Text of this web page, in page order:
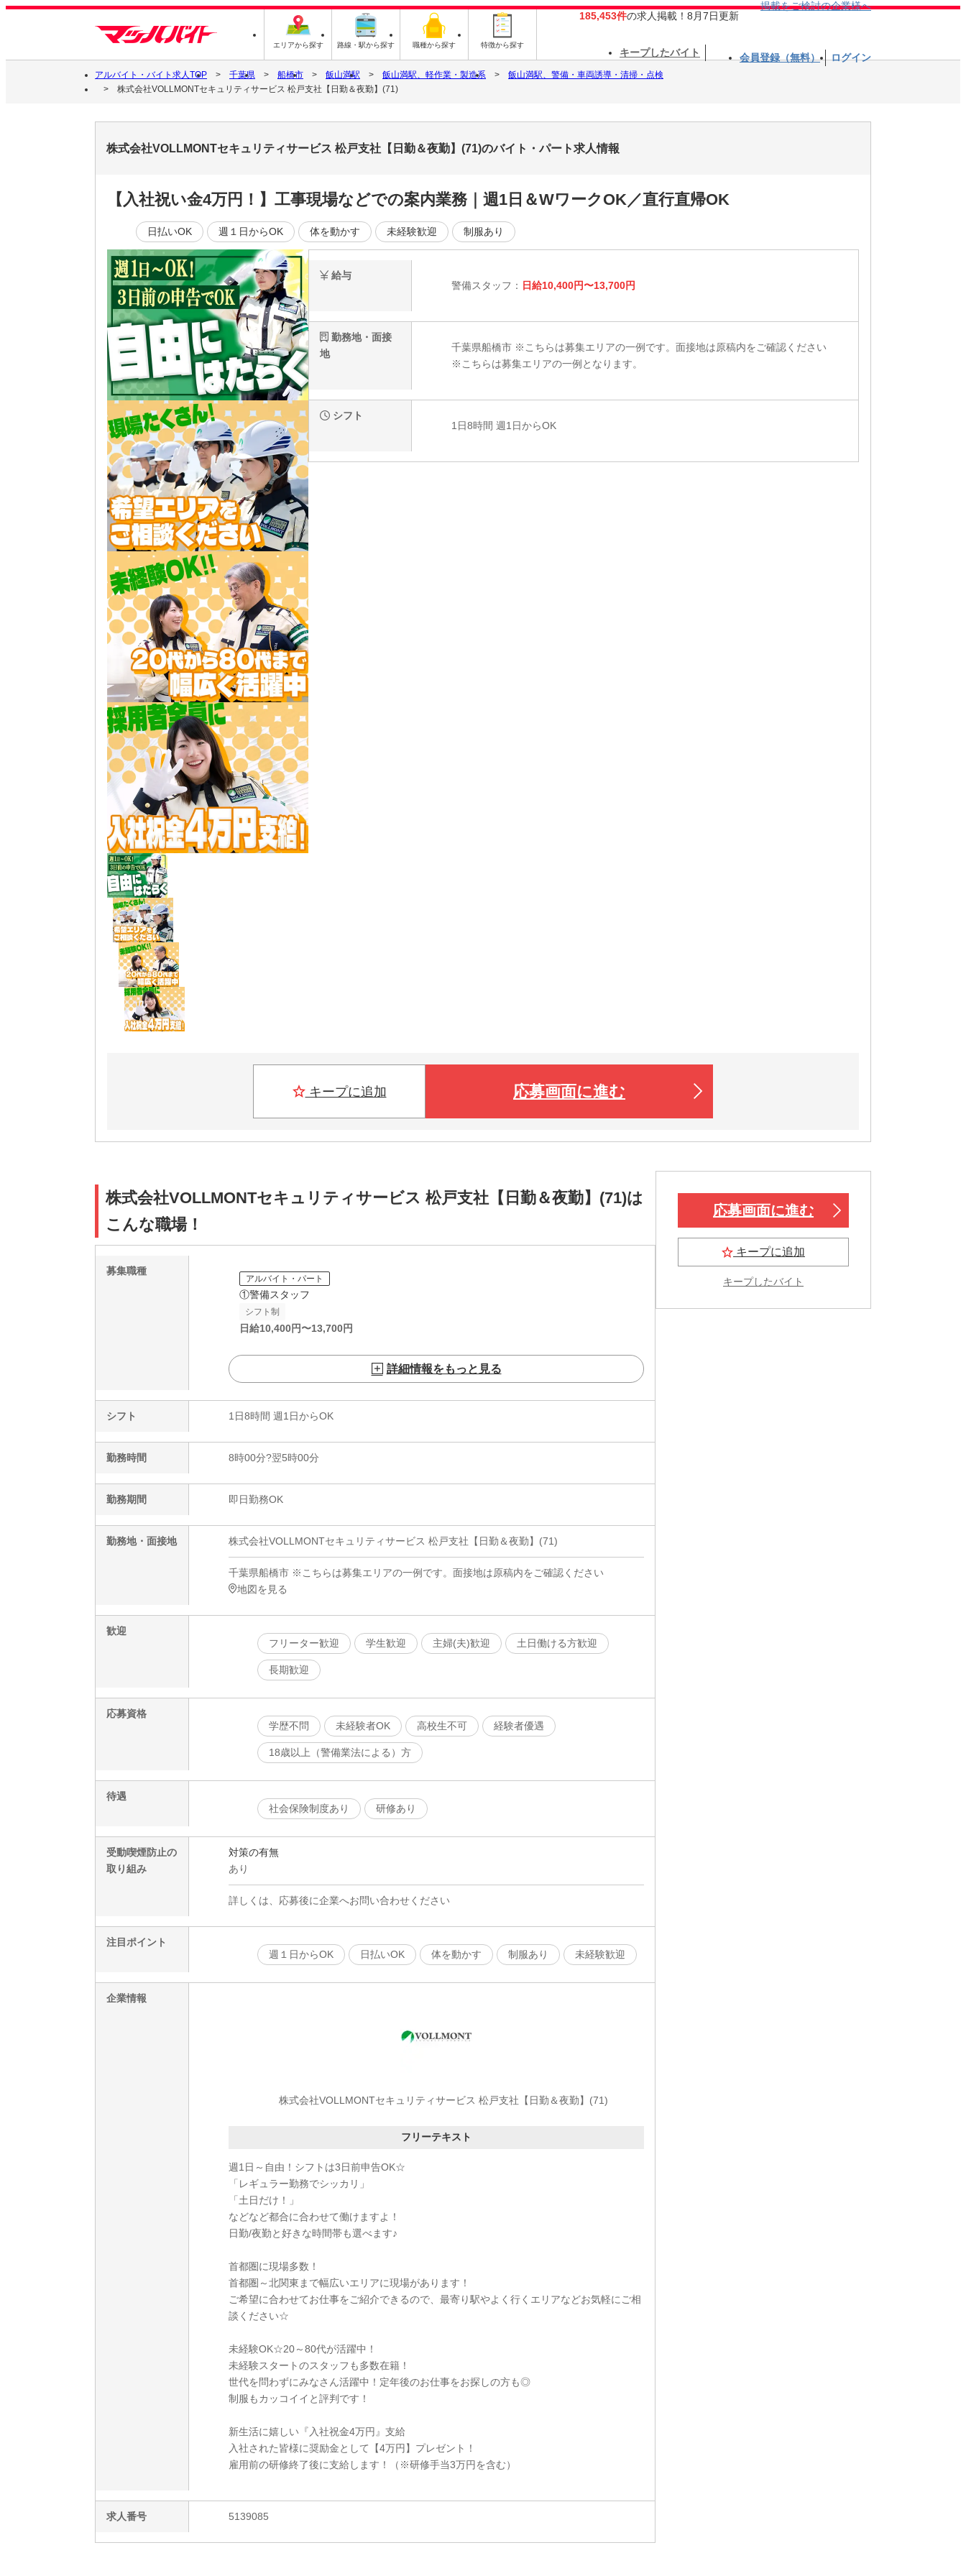
エリアから探す 路線・駅から探す 職種から探す 特徴から探す
185,453件の求人掲載！8月7日更新
掲載をご検討の企業様へ
キープしたバイト 会員登録（無料） ログイン
アルバイト・バイト求人TOP 千葉県 船橋市 飯山満駅 飯山満駅、軽作業・製造系
飯山満駅、警備・車両誘導・清掃・点検
株式会社VOLLMONTセキュリティサービス 松戸支社【日勤＆夜勤】(71)
株式会社VOLLMONTセキュリティサービス 松戸支社【日勤＆夜勤】(71)のバイト・パート求人情報
【入社祝い金4万円！】工事現場などでの案内業務｜週1日＆WワークOK／直行直帰OK
日払いOK 週１日からOK 体を動かす 未経験歓迎 制服あり
給与
警備スタッフ： 日給10,400円〜13,700円
勤務地・面接
地
千葉県船橋市 ※こちらは募集エリアの一例です。面接地は原稿内をご確認ください
※こちらは募集エリアの一例となります。
シフト
1日8時間 週1日からOK
キープに追加 応募画面に進む
株式会社VOLLMONTセキュリティサービス 松戸支社【日勤＆夜勤】(71)は
こんな職場！
募集職種
アルバイト・パート
①警備スタッフ
シフト制
日給10,400円〜13,700円
詳細情報をもっと見る
シフト 1日8時間 週1日からOK
勤務時間 8時00分?翌5時00分
勤務期間 即日勤務OK
勤務地・面接地 株式会社VOLLMONTセキュリティサービス 松戸支社【日勤＆夜勤】(71)
千葉県船橋市 ※こちらは募集エリアの一例です。面接地は原稿内をご確認ください
地図を見る
歓迎
フリーター歓迎
学生歓迎 主婦(夫)歓迎 土日働ける方歓迎
長期歓迎
応募資格
学歴不問
未経験者OK 高校生不可 経験者優遇
18歳以上（警備業法による）方
待遇
社会保険制度あり
研修あり
受動喫煙防止の
取り組み
対策の有無
あり
詳しくは、応募後に企業へお問い合わせください
注目ポイント
週１日からOK
日払いOK 体を動かす 制服あり 未経験歓迎
企業情報
株式会社VOLLMONTセキュリティサービス 松戸支社【日勤＆夜勤】(71)
フリーテキスト
週1日～自由！シフトは3日前申告OK☆
「レギュラー勤務でシッカリ」
「土日だけ！」
などなど都合に合わせて働けますよ！
日勤/夜勤と好きな時間帯も選べます♪
首都圏に現場多数！
首都圏～北関東まで幅広いエリアに現場があります！
ご希望に合わせてお仕事をご紹介できるので、最寄り駅やよく行くエリアなどお気軽にご相
談ください☆
未経験OK☆20～80代が活躍中！
未経験スタートのスタッフも多数在籍！
世代を問わずにみなさん活躍中！定年後のお仕事をお探しの方も◎
制服もカッコイイと評判です！
新生活に嬉しい『入社祝金4万円』支給
入社された皆様に奨励金として【4万円】プレゼント！
雇用前の研修終了後に支給します！（※研修手当3万円を含む）
求人番号 5139085
応募画面に進む
キープに追加
キープしたバイト